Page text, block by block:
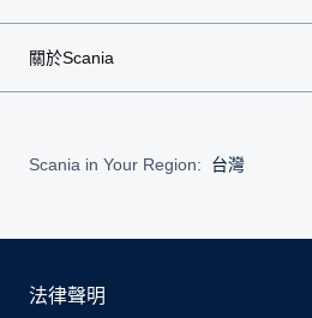
關於Scania
Scania in Your Region: 台灣
法律聲明